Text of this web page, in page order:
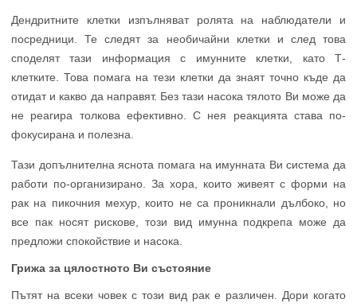
Дендритните клетки изпълняват ролята на наблюдатели и
посредници. Те следят за необичайни клетки и след това
споделят тази информация с имунните клетки, като Т-
клетките. Това помага на тези клетки да знаят точно къде да
отидат и какво да направят. Без тази насока тялото Ви може да
не реагира толкова ефективно. С нея реакцията става по-
фокусирана и полезна.
Тази допълнителна яснота помага на имунната Ви система да
работи по-организирано. За хора, които живеят с форми на
рак на пикочния мехур, които не са проникнали дълбоко, но
все пак носят рискове, този вид имунна подкрепа може да
предложи спокойствие и насока.
Грижа за цялостното Ви състояние
Пътят на всеки човек с този вид рак е различен. Дори когато